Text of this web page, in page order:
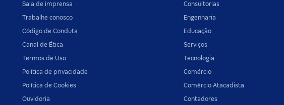
Sala de imprensa
Trabalhe conosco
Código de Conduta
Canal de Ética
Termos de Uso
Política de privacidade
Política de Cookies
Ouvidoria
Consultorias
Engenharia
Educação
Serviços
Tecnologia
Comércio
Comércio Atacadista
Contadores